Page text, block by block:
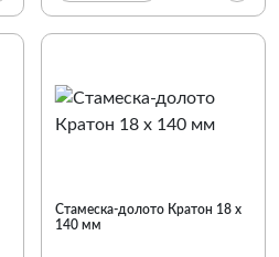
Стамеска-долото Кратон 18 х
140 мм